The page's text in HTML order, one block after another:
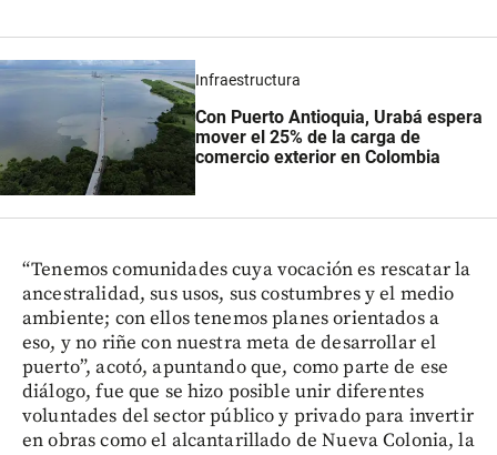
Infraestructura
Con Puerto Antioquia, Urabá espera
mover el 25% de la carga de
comercio exterior en Colombia
“Tenemos comunidades cuya vocación es rescatar la
ancestralidad, sus usos, sus costumbres y el medio
ambiente; con ellos tenemos planes orientados a
eso, y no riñe con nuestra meta de desarrollar el
puerto”, acotó, apuntando que, como parte de ese
diálogo, fue que se hizo posible unir diferentes
voluntades del sector público y privado para invertir
en obras como el alcantarillado de Nueva Colonia, la